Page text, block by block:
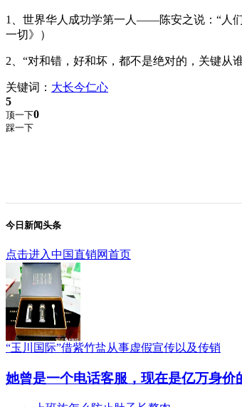
1、世界华人成功学第一人——陈安之说：“人
一切》）
2、“对和错，好和坏，都不是绝对的，关键
关键词： 大长今仁心
5
顶一下0
踩一下
今日新闻头条
点击进入中国直销网首页
“玉川国际”借紫竹盐从事虚假宣传以及传销
她曾是一个电话客服，现在是亿万身价